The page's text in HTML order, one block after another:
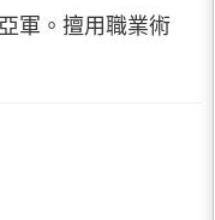
軍。擅用職業術